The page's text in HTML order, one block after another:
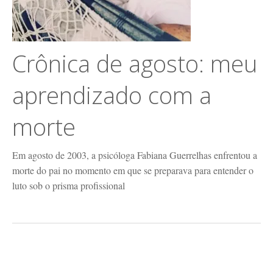
Crônica de agosto: meu
aprendizado com a
morte
Em agosto de 2003, a psicóloga Fabiana Guerrelhas enfrentou a
morte do pai no momento em que se preparava para entender o
luto sob o prisma profissional